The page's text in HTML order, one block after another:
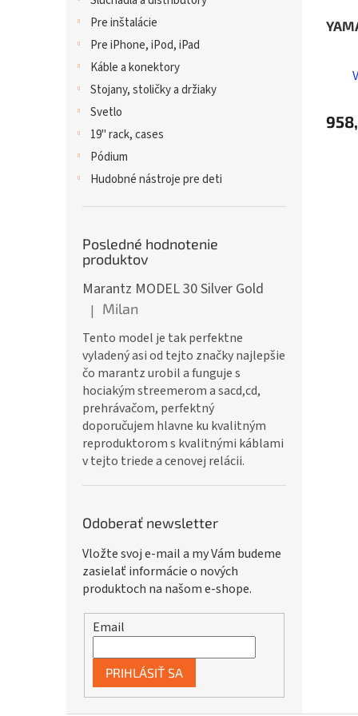
Pre inštalácie
Pre iPhone, iPod, iPad
Káble a konektory
Stojany, stoličky a držiaky
Svetlo
19" rack, cases
Pódium
Hudobné nástroje pre deti
Posledné hodnotenie
produktov
Marantz MODEL 30 Silver Gold
Hodnotenie produktu je 5 z 5 hviezdičiek.
| Milan
Tento model je tak perfektne
vyladený asi od tejto značky najlepšie
čo marantz urobil a funguje s
hociakým streemerom a sacd,cd,
prehrávačom, perfektný
doporučujem hlavne ku kvalitným
reproduktorom s kvalitnými káblami
v tejto triede a cenovej relácii.
Odoberať newsletter
Vložte svoj e-mail a my Vám budeme
zasielať informácie o nových
produktoch na našom e-shope.
Email
PRIHLÁSIŤ SA